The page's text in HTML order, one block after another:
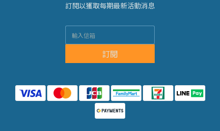
訂閱以獲取每期最新活動消息
訂閱